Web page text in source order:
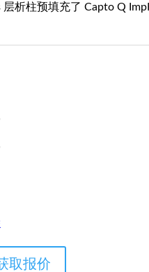
层析柱预填充了 Capto Q
取报价